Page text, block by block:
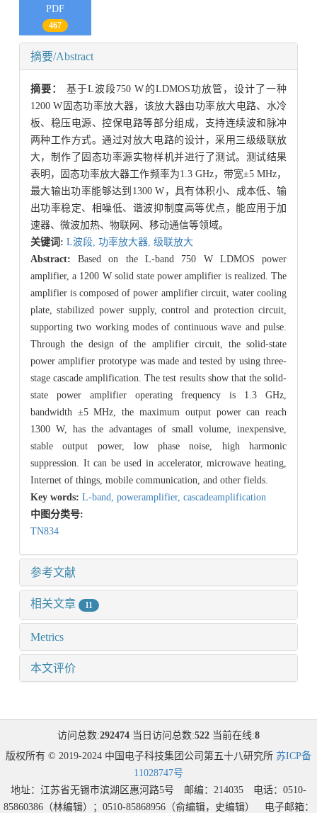
PDF
467
摘要/Abstract
摘要： 基于L波段750 W的LDMOS功放管，设计了一种
1200 W固态功率放大器，该放大器由功率放大电路、水冷
板、稳压电源、控保电路等部分组成，支持连续波和脉冲
两种工作方式。通过对放大电路的设计，采用三级级联放
大，制作了固态功率源实物样机并进行了测试。测试结果
表明，固态功率放大器工作频率为1.3 GHz，带宽±5 MHz，
最大输出功率能够达到1300 W，具有体积小、成本低、输
出功率稳定、相噪低、谐波抑制度高等优点，能应用于加
速器、微波加热、物联网、移动通信等领域。
关键词: L波段, 功率放大器, 级联放大
Abstract:Based on the L-band 750 W LDMOS power
amplifier, a 1200 W solid state power amplifier is realized. The
amplifier is composed of power amplifier circuit, water cooling
plate, stabilized power supply, control and protection circuit,
supporting two working modes of continuous wave and pulse.
Through the design of the amplifier circuit, the solid-state
power amplifier prototype was made and tested by using three-
stage cascade amplification. The test results show that the solid-
state power amplifier operating frequency is 1.3 GHz,
bandwidth ±5 MHz, the maximum output power can reach
1300 W, has the advantages of small volume, inexpensive,
stable output power, low phase noise, high harmonic
suppression. It can be used in accelerator, microwave heating,
Internet of things, mobile communication, and other fields.
Key words: L-band, poweramplifier, cascadeamplification
中图分类号:
TN834
参考文献
相关文章 11
Metrics
本文评价
访问总数:292474 当日访问总数:522 当前在线:8
版权所有 © 2019-2024 中国电子科技集团公司第五十八研究所 苏ICP备
11028747号
地址：江苏省无锡市滨湖区惠河路5号 邮编：214035 电话：0510-
85860386（林编辑）；0510-85868956（俞编辑，史编辑） 电子邮箱：